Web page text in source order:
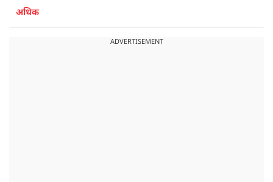
अधिक
ADVERTISEMENT